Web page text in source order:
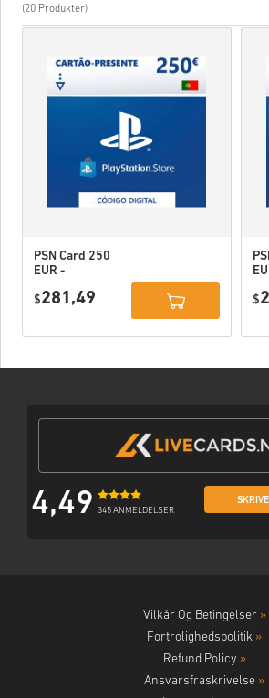
(20 Produkter)
PSN Card 250
EUR -
Network
$281,49 $
4,49 345 ANMELDELSER
Vilkår Og Betingelser »
Fortrolighedspolitik »
Refund Policy »
Ansvarsfraskrivelse »